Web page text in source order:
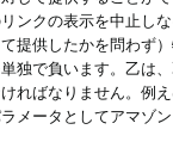
ンクの表示を中止し
提供したかを問わず
独で負います。乙は
ればなりません。例
メータとしてアマゾ